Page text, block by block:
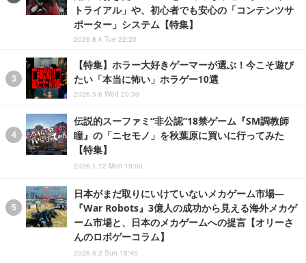
トライアル」や、初心者でも安心の「コンテンツサ
ポーター」システム【特集】
2026.8.4 Tue 22:20
【特集】ホラー大好きゲーマーが選ぶ！今こそ遊び
たい「本当に怖い」ホラゲー10選
2026.5.6 Wed 20:30
伝説的スーファミ“非公認”18禁ゲーム『SM調教師
瞳』の「ニセモノ」を秋葉原に買いに行ってみた
【特集】
2026.1.12 Mon 19:00
日本がまだ取りにいけていないメカゲーム市場―
『War Robots』3億人の成功から見える海外メカゲ
ーム市場と、日本のメカゲームへの提言【オリーさ
んのロボゲーコラム】
2026.8.2 Sun 18:45